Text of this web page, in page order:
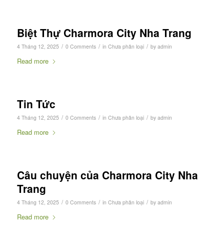
Biệt Thự Charmora City Nha Trang
4 Tháng 12, 2025 / 0 Comments / in Chưa phân loại / by admin
Read more
Tin Tức
4 Tháng 12, 2025 / 0 Comments / in Chưa phân loại / by admin
Read more
Câu chuyện của Charmora City Nha
Trang
4 Tháng 12, 2025 / 0 Comments / in Chưa phân loại / by admin
Read more